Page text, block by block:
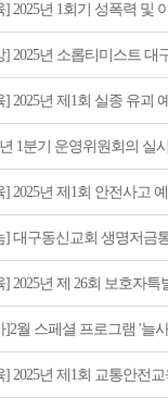
] 2025년 1회기 성폭력 및
] 2025년 소롭티미스트
] 2025년 제1회 실종 유괴
년 1분기 운영위원회의 실
] 2025년 제1회 안전사고
] 대구동신교회 생명저금
] 2025년 제 26회 보호자
]2월 스페셜 프로그램 '늘
] 2025년 제1회 교통안전